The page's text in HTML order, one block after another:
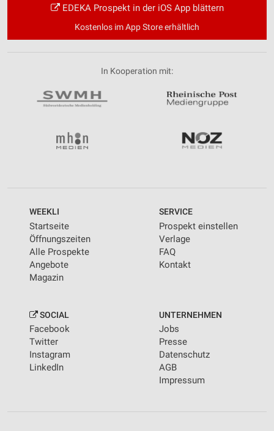
EDEKA Prospekt in der iOS App blättern
Kostenlos im App Store erhältlich
In Kooperation mit:
WEEKLI
Startseite
Öffnungszeiten
Alle Prospekte
Angebote
Magazin
SERVICE
Prospekt einstellen
Verlage
FAQ
Kontakt
SOCIAL
Facebook
Twitter
Instagram
LinkedIn
UNTERNEHMEN
Jobs
Presse
Datenschutz
AGB
Impressum